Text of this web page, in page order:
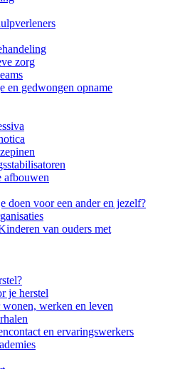
zorg
en gedwongen opname
afbouwen
doen voor een ander en jezelf?
van ouders met
je herstel
werken en leven
en ervaringswerkers